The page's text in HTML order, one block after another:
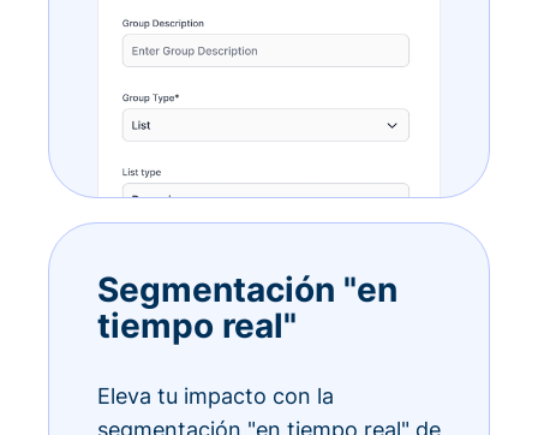
Segmentación "en
tiempo real"
Eleva tu impacto con la